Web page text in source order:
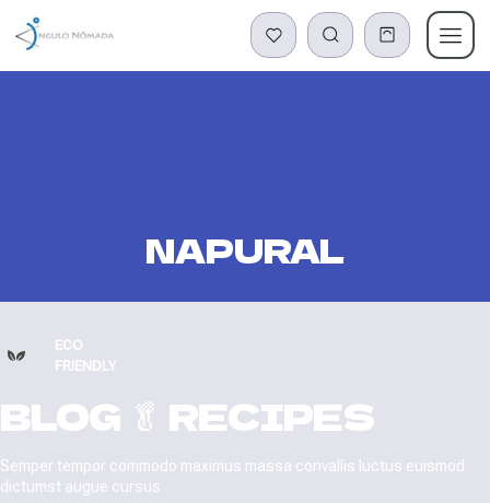
NAPURAL
ECO
FRIENDLY
BLOG 🥬 RECIPES
Semper tempor commodo maximus massa convallis luctus euismod
dictumst augue cursus